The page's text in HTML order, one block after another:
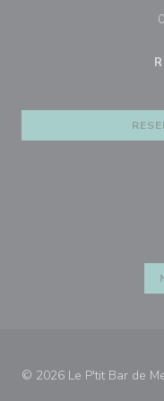
© 2026 Le P'tit Bar de